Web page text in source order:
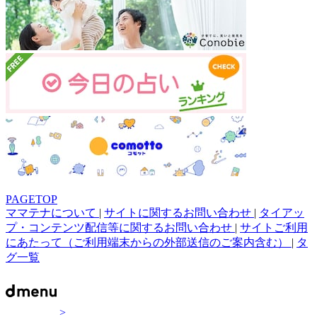
PAGETOP
ママテナについて | サイトに関するお問い合わせ | タイアッ
プ・コンテンツ配信等に関するお問い合わせ | サイトご利用
にあたって（ご利用端末からの外部送信のご案内含む） | タ
グ一覧
>